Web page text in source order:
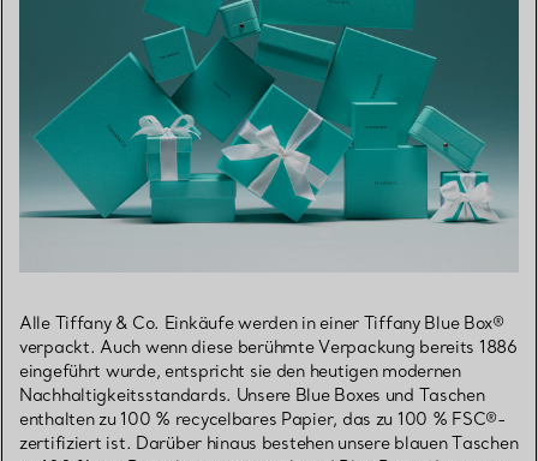
Alle Tiffany & Co. Einkäufe werden in einer Tiffany Blue Box®
verpackt. Auch wenn diese berühmte Verpackung bereits 1886
eingeführt wurde, entspricht sie den heutigen modernen
Nachhaltigkeitsstandards. Unsere Blue Boxes und Taschen
enthalten zu 100 % recycelbares Papier, das zu 100 % FSC®-
zertifiziert ist. Darüber hinaus bestehen unsere blauen Taschen